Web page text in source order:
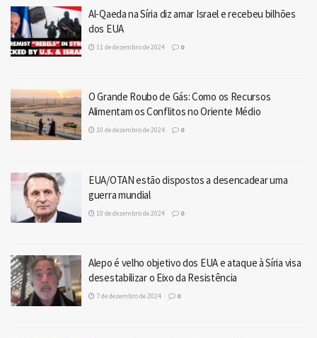
Al-Qaeda na Síria diz amar Israel e recebeu bilhões
dos EUA
11 de dezembro de 2024 0
O Grande Roubo de Gás: Como os Recursos
Alimentam os Conflitos no Oriente Médio
10 de dezembro de 2024 0
EUA/OTAN estão dispostos a desencadear uma
guerra mundial
10 de dezembro de 2024 0
Alepo é velho objetivo dos EUA e ataque à Síria visa
desestabilizar o Eixo da Resistência
7 de dezembro de 2024 0